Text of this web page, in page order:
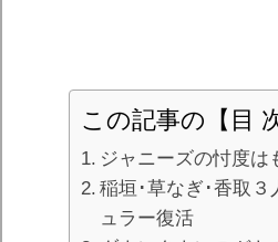
この記事の【目
ジャニーズの忖度は
稲垣･草なぎ･香取３
ュラー復活